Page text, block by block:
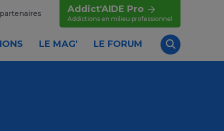
Addict'AIDE Pro
Addictions en milieu professionnel
LE MAG' LE FORUM
Recherche